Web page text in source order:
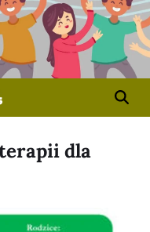
dla